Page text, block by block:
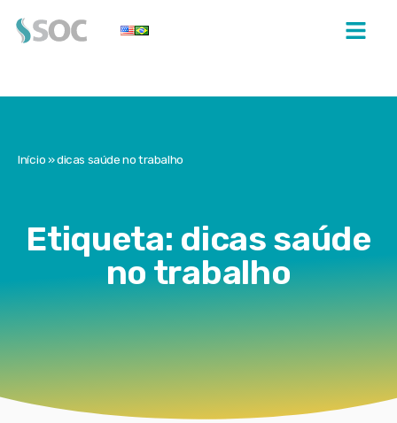
Início»dicas saúde no trabalho
Etiqueta: dicas saúde
no trabalho